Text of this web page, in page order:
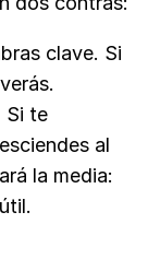
clave. Si
Si te
al
la media: